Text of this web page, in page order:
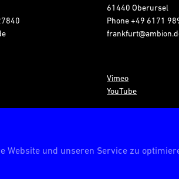
Website und unseren Service zu
61440 Oberursel
Phone+49 6171
Vimeo
YouTube
© AMBION GmbH